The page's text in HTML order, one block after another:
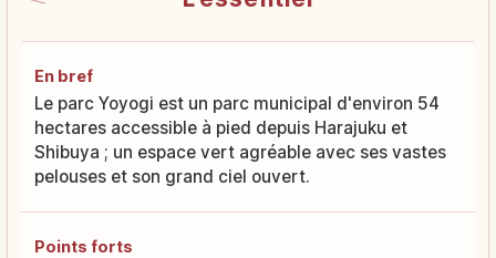
En bref
Le parc Yoyogi est un parc municipal d'environ 54
hectares accessible à pied depuis Harajuku et
Shibuya ; un espace vert agréable avec ses vastes
pelouses et son grand ciel ouvert.
Points forts